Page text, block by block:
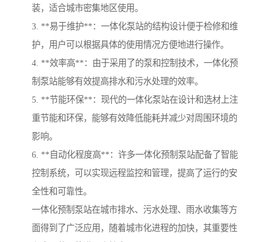
装，适合城市密集地区使用。
3. **易于维护**：一体化泵站的结构设计便于检修和维
护，用户可以根据具体的使用情况方便地进行操作。
4. **效率高**：由于采用了的泵和控制技术，一体化预
制泵站能够有效提高排水和污水处理的效率。
5. **节能环保**：现代的一体化泵站在设计和选材上注
重节能和环保，能够有效降低能耗并减少对周围环境的
影响。
6. **自动化程度高**：许多一体化预制泵站配备了智能
控制系统，可以实现远程监控和管理，提高了运行的安
全性和可靠性。
一体化预制泵站在城市排水、污水处理、雨水收集等方
面得到了广泛应用，随着城市化进程的加快，其重要性